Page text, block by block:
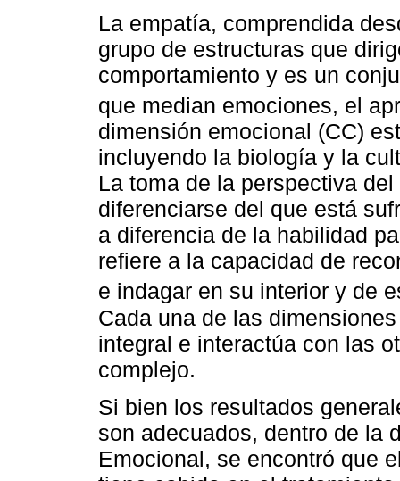
La empatía, comprendida
grupo de estructuras que
comportamiento y es un
que median emociones, el
dimensión emocional (CC)
incluyendo la biología y la
La toma de la perspectiva
diferenciarse del que está
a diferencia de la habilidad
refiere a la capacidad de
e indagar en su interior y de
Cada una de las
integral e interactúa con las
complejo.
Si bien los resultados
son adecuados, dentro de la
Emocional, se encontró que